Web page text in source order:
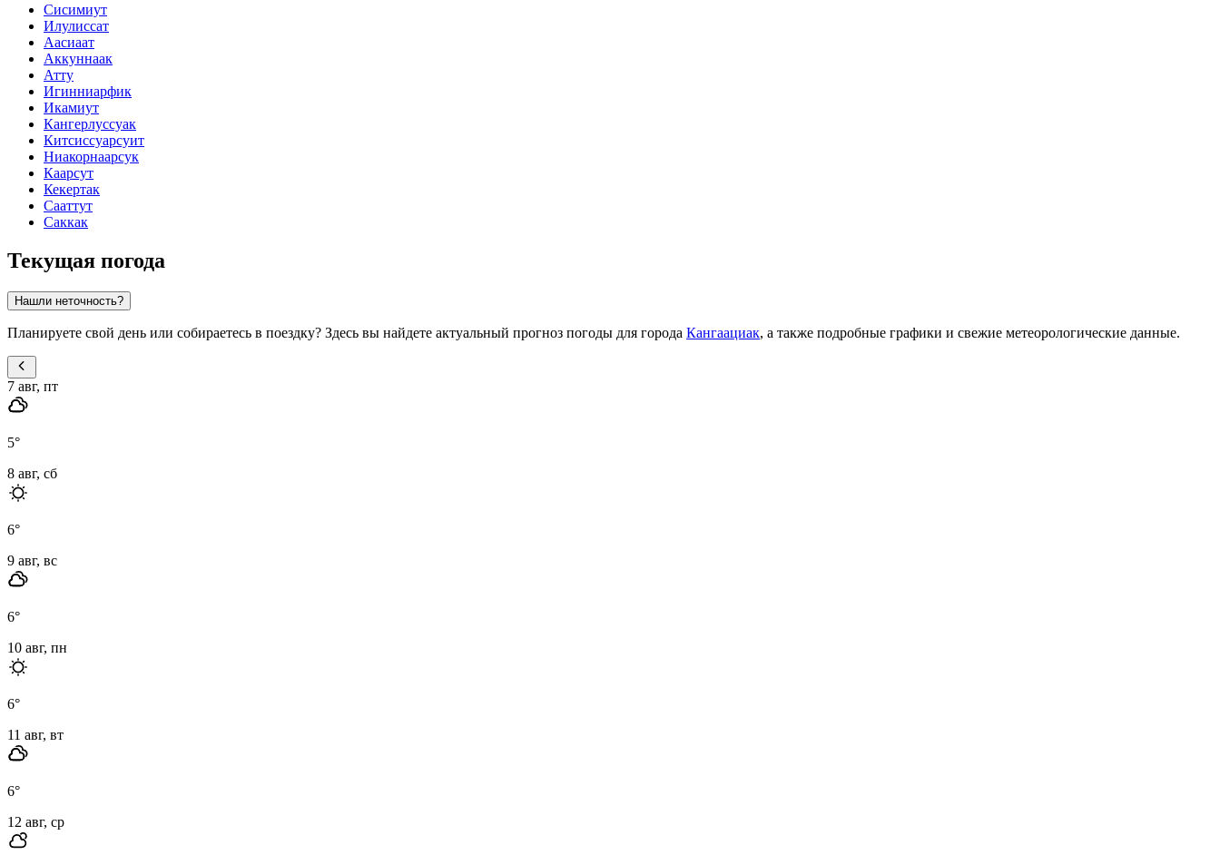
Сисимиут
Илулиссат
Аасиаат
Аккуннаак
Атту
Игинниарфик
Икамиут
Кангерлуссуак
Китсиссуарсуит
Ниакорнаарсук
Каарсут
Кекертак
Сааттут
Саккак
Текущая погода
Нашли неточность?
Планируете свой день или собираетесь в поездку? Здесь вы найдете актуальный прогноз погоды для города Кангаациак, а также подробные графики и свежие метеорологические данные.
7 авг, пт
5°
8 авг, сб
6°
9 авг, вс
6°
10 авг, пн
6°
11 авг, вт
6°
12 авг, ср